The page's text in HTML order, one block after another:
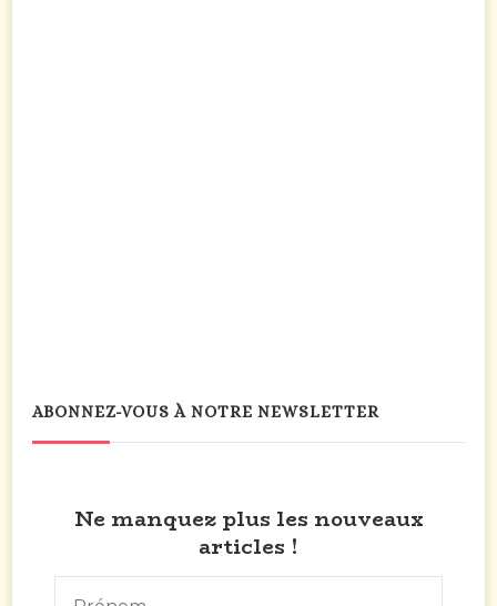
ABONNEZ-VOUS À NOTRE NEWSLETTER
Ne manquez plus les nouveaux
articles !